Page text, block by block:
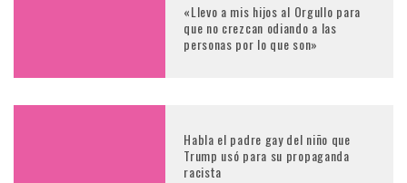
«Llevo a mis hijos al Orgullo para
que no crezcan odiando a las
personas por lo que son»
Habla el padre gay del niño que
Trump usó para su propaganda
racista